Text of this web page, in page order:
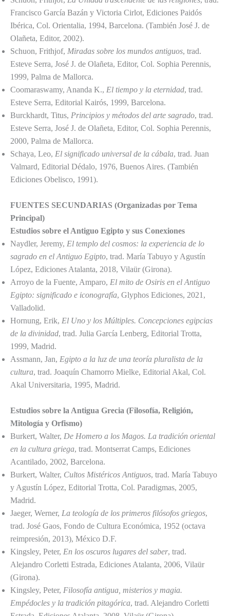
Francisco García Bazán y Victoria Cirlot, Ediciones Paidós
Ibérica, Col. Orientalia, 1994, Barcelona. (También José J. de
Olañeta, Editor, 2002).
Schuon, Frithjof, Miradas sobre los mundos antiguos, trad.
Esteve Serra, José J. de Olañeta, Editor, Col. Sophia Perennis,
1999, Palma de Mallorca.
Coomaraswamy, Ananda K., El tiempo y la eternidad, trad.
Esteve Serra, Editorial Kairós, 1999, Barcelona.
Burckhardt, Titus, Principios y métodos del arte sagrado, trad.
Esteve Serra, José J. de Olañeta, Editor, Col. Sophia Perennis,
2000, Palma de Mallorca.
Schaya, Leo, El significado universal de la cábala, trad. Juan
Valmard, Editorial Dédalo, 1976, Buenos Aires. (También
Ediciones Obelisco, 1991).
FUENTES SECUNDARIAS (Organizadas por Tema
Principal)
Estudios sobre el Antiguo Egipto y sus Conexiones
Naydler, Jeremy, El templo del cosmos: la experiencia de lo
sagrado en el Antiguo Egipto, trad. María Tabuyo y Agustín
López, Ediciones Atalanta, 2018, Vilaür (Girona).
Arroyo de la Fuente, Amparo, El mito de Osiris en el Antiguo
Egipto: significado e iconografía, Glyphos Ediciones, 2021,
Valladolid.
Hornung, Erik, El Uno y los Múltiples. Concepciones egipcias
de la divinidad, trad. Julia García Lenberg, Editorial Trotta,
1999, Madrid.
Assmann, Jan, Egipto a la luz de una teoría pluralista de la
cultura, trad. Joaquín Chamorro Mielke, Editorial Akal, Col.
Akal Universitaria, 1995, Madrid.
Estudios sobre la Antigua Grecia (Filosofía, Religión,
Mitología y Orfismo)
Burkert, Walter, De Homero a los Magos. La tradición oriental
en la cultura griega, trad. Montserrat Camps, Ediciones
Acantilado, 2002, Barcelona.
Burkert, Walter, Cultos Mistéricos Antiguos, trad. María Tabuyo
y Agustín López, Editorial Trotta, Col. Paradigmas, 2005,
Madrid.
Jaeger, Werner, La teología de los primeros filósofos griegos,
trad. José Gaos, Fondo de Cultura Económica, 1952 (octava
reimpresión, 2013), México D.F.
Kingsley, Peter, En los oscuros lugares del saber, trad.
Alejandro Corletti Estrada, Ediciones Atalanta, 2006, Vilaür
(Girona).
Kingsley, Peter, Filosofía antigua, misterios y magia.
Empédocles y la tradición pitagórica, trad. Alejandro Corletti